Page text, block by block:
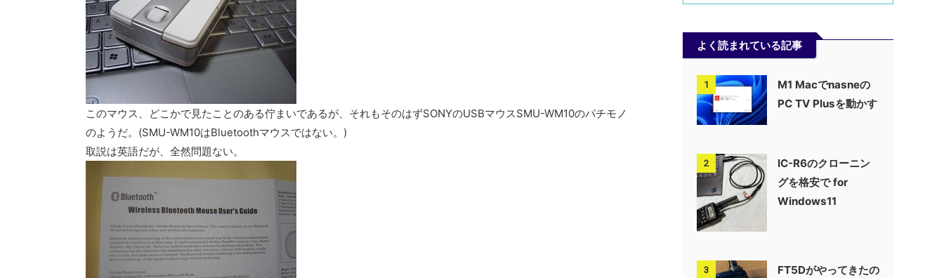
このマウス、どこかで見たことのある佇まいであるが、それもそのはずSONYのUSBマウスSMU-WM10のパチモノ
のようだ。(SMU-WM10はBluetoothマウスではない。)
取説は英語だが、全然問題ない。
よく読まれている記事
1
M1 Macでnasneの
PC TV Plusを動かす
2
IC-R6のクローニン
グを格安で for
Windows11
3
FT5Dがやってきたの